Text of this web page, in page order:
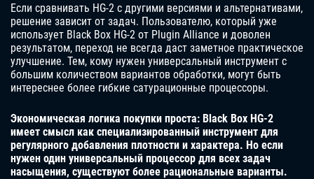
Если сравнивать HG-2 с другими версиями и альтернативами,
решение зависит от задач. Пользователю, который уже
использует Black Box HG-2 от Plugin Alliance и доволен
результатом, переход не всегда даст заметное практическое
улучшение. Тем, кому нужен универсальный инструмент с
большим количеством вариантов обработки, могут быть
интереснее более гибкие сатурационные процессоры.
Экономическая логика покупки проста: Black Box HG-2
имеет смысл как специализированный инструмент для
регулярного добавления плотности и характера. Но если
нужен один универсальный процессор для всех задач
насыщения, существуют более рациональные варианты.